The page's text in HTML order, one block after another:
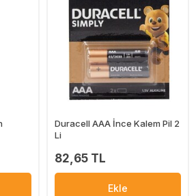
Duracell AAA İnce Kalem Pil 2
Li
82,65 TL
Ekle